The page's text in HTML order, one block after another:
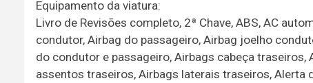
Equipamento da viatura:
Livro de Revisões completo, 2ª Chave, ABS, AC
condutor, Airbag do passageiro, Airbag joelho
do condutor e passageiro, Airbags cabeça
assentos traseiros, Airbags laterais traseiros, Alerta